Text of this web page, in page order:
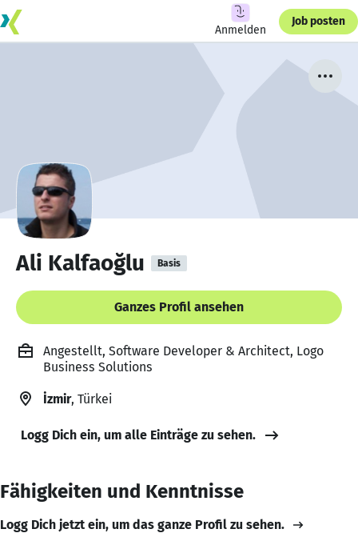
Anmelden
Job posten
Ali Kalfaoğlu Basis
Ganzes Profil ansehen
Angestellt, Software Developer & Architect, Logo
Business Solutions
İzmir, Türkei
Logg Dich ein, um alle Einträge zu sehen.
Fähigkeiten und Kenntnisse
Logg Dich jetzt ein, um das ganze Profil zu sehen.